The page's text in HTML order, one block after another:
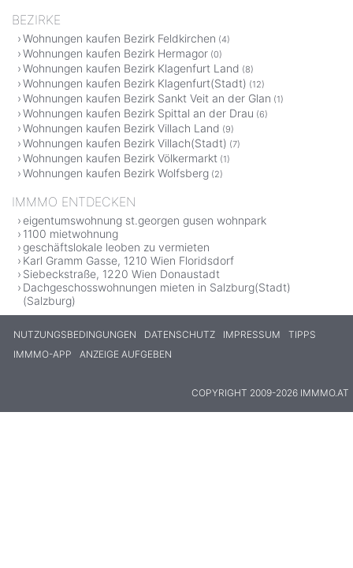
BEZIRKE
Wohnungen kaufen Bezirk Feldkirchen (4)
Wohnungen kaufen Bezirk Hermagor (0)
Wohnungen kaufen Bezirk Klagenfurt Land (8)
Wohnungen kaufen Bezirk Klagenfurt(Stadt) (12)
Wohnungen kaufen Bezirk Sankt Veit an der Glan (1)
Wohnungen kaufen Bezirk Spittal an der Drau (6)
Wohnungen kaufen Bezirk Villach Land (9)
Wohnungen kaufen Bezirk Villach(Stadt) (7)
Wohnungen kaufen Bezirk Völkermarkt (1)
Wohnungen kaufen Bezirk Wolfsberg (2)
IMMMO ENTDECKEN
eigentumswohnung st.georgen gusen wohnpark
1100 mietwohnung
geschäftslokale leoben zu vermieten
Karl Gramm Gasse, 1210 Wien Floridsdorf
Siebeckstraße, 1220 Wien Donaustadt
Dachgeschosswohnungen mieten in Salzburg(Stadt)
(Salzburg)
NUTZUNGSBEDINGUNGEN DATENSCHUTZ IMPRESSUM
TIPPS
IMMMO-APP
ANZEIGE AUFGEBEN
COPYRIGHT 2009-2026 IMMMO.AT